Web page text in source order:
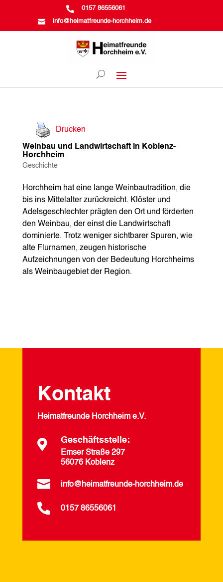
 0157 86556061
 info@heimatfreunde-horchheim.de
Drucken
Weinbau und Landwirtschaft in Koblenz-
Horchheim
Geschichte
Horchheim hat eine lange Weinbautradition, die
bis ins Mittelalter zurückreicht. Klöster und
Adelsgeschlechter prägten den Ort und förderten
den Weinbau, der einst die Landwirtschaft
dominierte. Trotz weniger sichtbarer Spuren, wie
alte Flurnamen, zeugen historische
Aufzeichnungen von der Bedeutung Horchheims
als Weinbaugebiet der Region.
Kontakt
Heimatfreunde Horchheim e.V.
 Geschäftsstelle:
Emser Straße 297
56076 Koblenz
 info@heimatfreunde-horchheim.de
 0157 86556061